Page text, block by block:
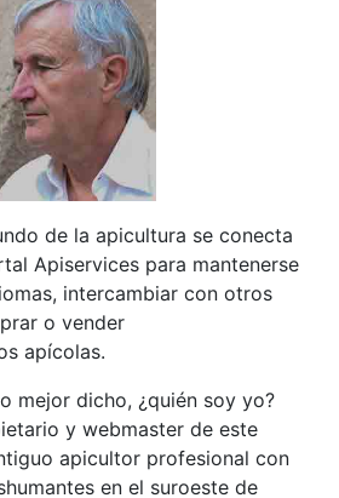
de la apicultura se conecta
Apiservices para mantenerse
intercambiar con otros
o vender
apícolas.
mejor dicho, ¿quién soy yo?
y webmaster de este
apicultor profesional con
en el suroeste de